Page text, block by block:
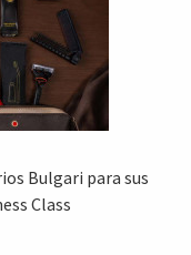
Bulgari para sus
Class